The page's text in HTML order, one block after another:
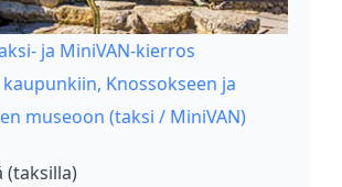
ja MiniVAN-kierros
Knossokseen ja
museoon (taksi / MiniVAN)
(taksilla)